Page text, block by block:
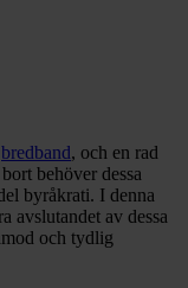
bredband, och en rad
behöver dessa
byråkrati. I denna
avslutandet av dessa
och tydlig